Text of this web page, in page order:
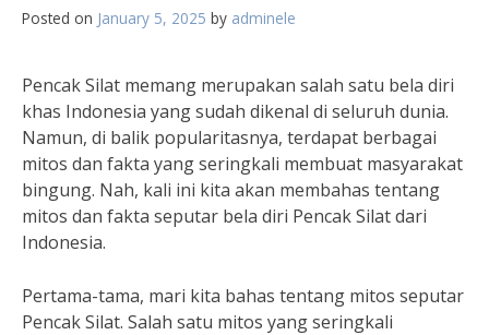
Posted on January 5, 2025 by adminele
Pencak Silat memang merupakan salah satu bela diri
khas Indonesia yang sudah dikenal di seluruh dunia.
Namun, di balik popularitasnya, terdapat berbagai
mitos dan fakta yang seringkali membuat masyarakat
bingung. Nah, kali ini kita akan membahas tentang
mitos dan fakta seputar bela diri Pencak Silat dari
Indonesia.
Pertama-tama, mari kita bahas tentang mitos seputar
Pencak Silat. Salah satu mitos yang seringkali